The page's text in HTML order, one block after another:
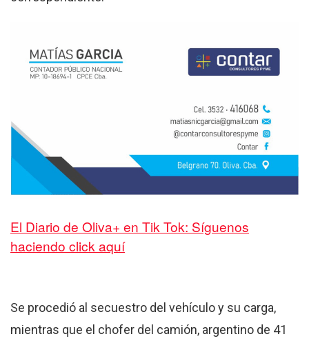
El Diario de Oliva+ en Tik Tok: Síguenos
haciendo click aquí
Se procedió al secuestro del vehículo y su carga,
mientras que el chofer del camión, argentino de 41